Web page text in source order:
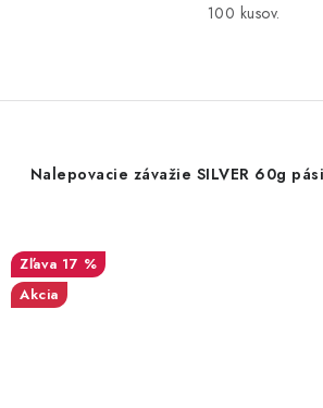
100 kusov.
Nalepovacie závažie SILVER 60g
17 %
Akcia